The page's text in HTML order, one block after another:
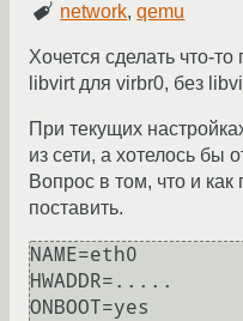
network,qemu
Хочется сделать что-то
libvirt для virbr0, без
При текущих
из сети, а хотелось бы
Вопрос в том, что и как
поставить.
NAME=eth0
HWADDR=.....
ONBOOT=yes